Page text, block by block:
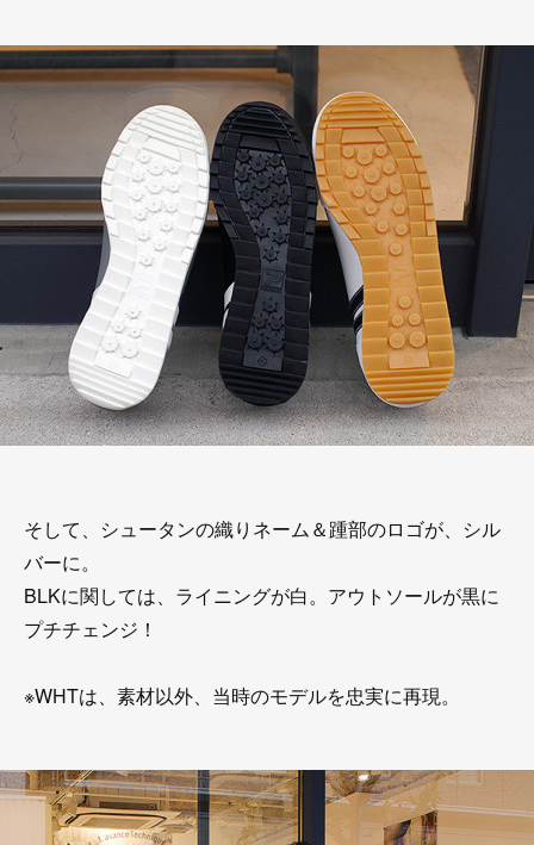
そして、シュータンの織りネーム＆踵部のロゴが、シル
バーに。
BLKに関しては、ライニングが白。アウトソールが黒に
プチチェンジ！
※WHTは、素材以外、当時のモデルを忠実に再現。